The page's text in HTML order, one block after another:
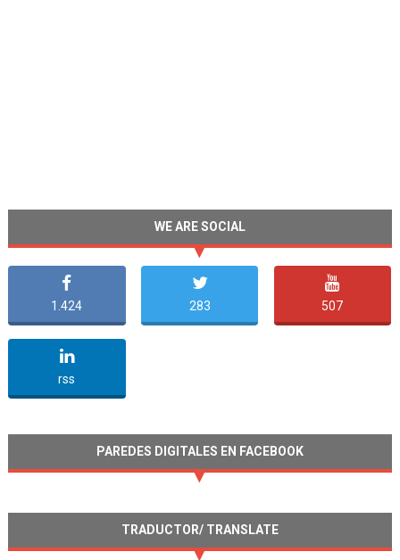
WE ARE SOCIAL
1.424 283 507
rss
PAREDES DIGITALES EN FACEBOOK
TRADUCTOR/ TRANSLATE